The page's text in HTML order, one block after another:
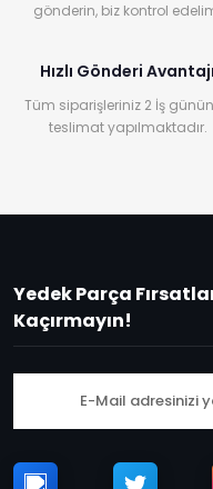
gönderin, biz kontrol
Hızlı Gönderi Avantajı
Tüm siparişleriniz 2 İş
teslimat yapılmaktadır.
Yedek Parça
Kaçırmayın!